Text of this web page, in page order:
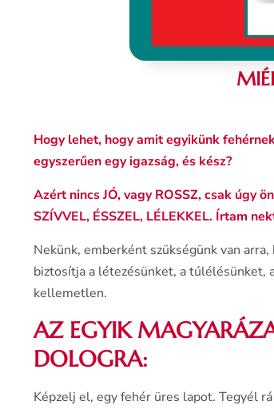
Hogy lehet, hogy amit egyikünk
egyszerűen egy igazság, és kész?
Azért nincs JÓ, vagy ROSSZ, csak úgy
SZÍVVEL, ÉSSZEL, LÉLEKKEL. Írtam
Nekünk, emberként szükségünk van
biztosítja a létezésünket, a túlélésünket,
kellemetlen.
AZ EGYIK
DOLOGRA:
Képzelj el, egy fehér üres lapot. Tegyél